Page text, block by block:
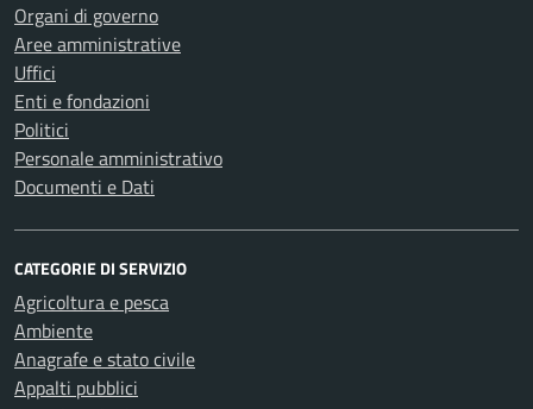
Organi di governo
Aree amministrative
Uffici
Enti e fondazioni
Politici
Personale amministrativo
Documenti e Dati
CATEGORIE DI SERVIZIO
Agricoltura e pesca
Ambiente
Anagrafe e stato civile
Appalti pubblici